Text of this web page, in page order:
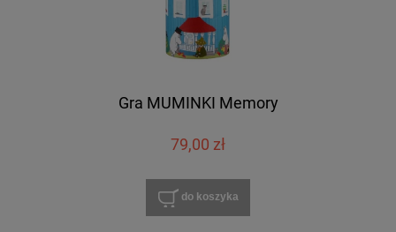
Gra MUMINKI Memory
79,00 zł
do koszyka